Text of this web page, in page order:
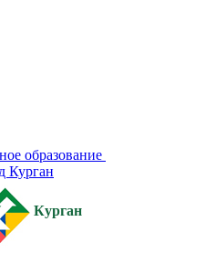
образование
Курган
Курган